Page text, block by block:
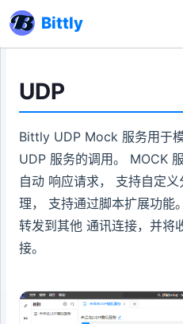
Bittly
UDP
Bittly UDP Mock 服务用于
UDP 服务的调用。 MOCK
自动 响应请求， 支持自定
理， 支持通过脚本扩展功能
转发到其他 通讯连接，并将
接。